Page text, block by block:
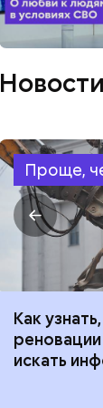
Проще,
Как
диабета